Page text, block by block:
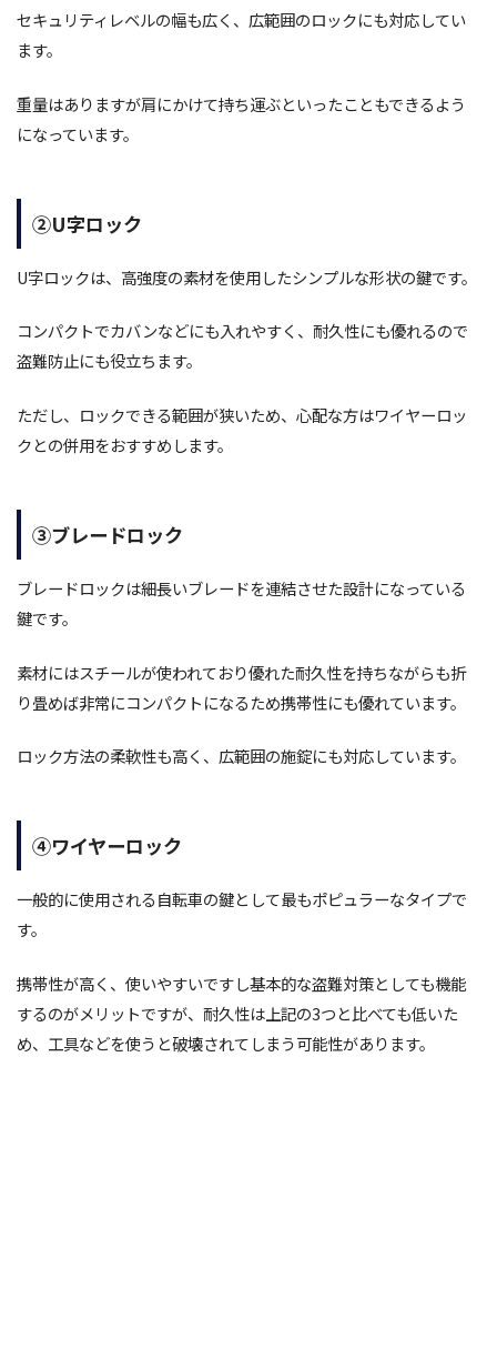
セキュリティレベルの幅も広く、広範囲のロックにも対応してい
ます。
重量はありますが肩にかけて持ち運ぶといったこともできるよう
になっています。
②U字ロック
U字ロックは、高強度の素材を使用したシンプルな形状の鍵です。
コンパクトでカバンなどにも入れやすく、耐久性にも優れるので
盗難防止にも役立ちます。
ただし、ロックできる範囲が狭いため、心配な方はワイヤーロッ
クとの併用をおすすめします。
③ブレードロック
ブレードロックは細長いブレードを連結させた設計になっている
鍵です。
素材にはスチールが使われており優れた耐久性を持ちながらも折
り畳めば非常にコンパクトになるため携帯性にも優れています。
ロック方法の柔軟性も高く、広範囲の施錠にも対応しています。
④ワイヤーロック
一般的に使用される自転車の鍵として最もポピュラーなタイプで
す。
携帯性が高く、使いやすいですし基本的な盗難対策としても機能
するのがメリットですが、耐久性は上記の3つと比べても低いた
め、工具などを使うと破壊されてしまう可能性があります。